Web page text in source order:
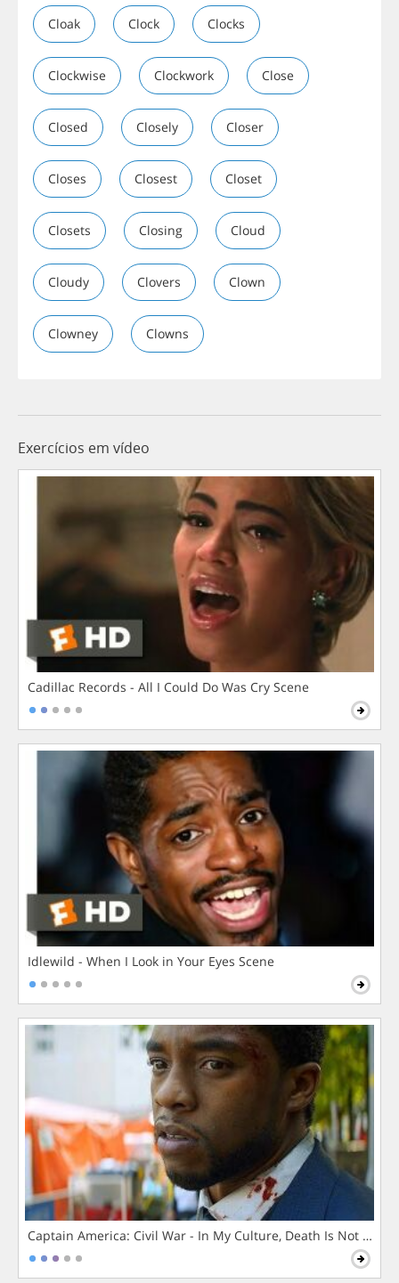
Cloak Clock Clocks
Clockwise Clockwork Close
Closed Closely Closer
Closes Closest Closet
Closets Closing Cloud
Cloudy Clovers Clown
Clowney Clowns
Exercícios em vídeo
Cadillac Records - All I Could Do Was Cry Scene
Idlewild - When I Look in Your Eyes Scene
Captain America: Civil War - In My Culture, Death Is Not The